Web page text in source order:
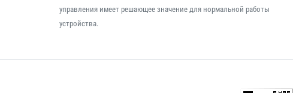
управления имеет решающее значение для нормальной работы
устройства.